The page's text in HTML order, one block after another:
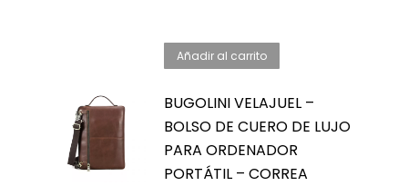
era:
es:
Añadir al carrito
BUGOLINI VELAJUEL –
BOLSO DE CUERO DE LUJO
PARA ORDENADOR
PORTÁTIL – CORREA